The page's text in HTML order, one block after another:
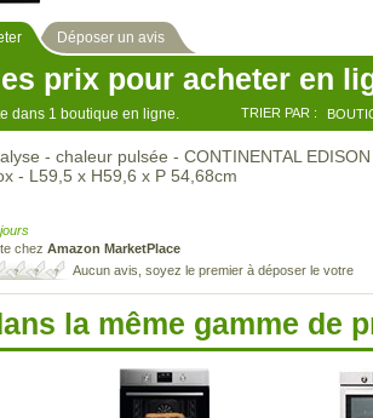
Déposer un avis
prix pour acheter en
dans 1 boutique en ligne. TRIER PAR :
- chaleur pulsée - CONTINENTAL
- L59,5 x H59,6 x P 54,68cm
chez Amazon MarketPlace
Aucun avis, soyez le premier à déposer le votre
la même gamme de